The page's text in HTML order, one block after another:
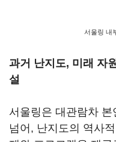
서울링 내
과거 난지도, 미래 자
설
서울링은 대관람차
넘어, 난지도의 역사